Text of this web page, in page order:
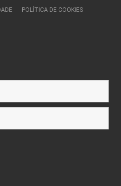
POLÍTICA DE COOKIES